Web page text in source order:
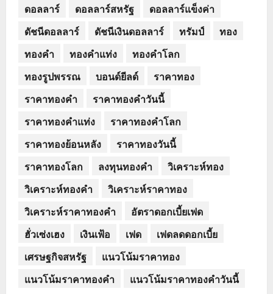
ดอลลาร์
ดอลลาร์สหรัฐ
ดอลลาร์แข็งค่า
ดัชนีดอลลาร์
ดัชนีเงินดอลลาร์ ทรัมป์
ทอง
ทองคำ
ทองคำแท่ง
ทองคำโลก
ทองรูปพรรณ
บอนด์ยีลด์
ราคาทอง
ราคาทองคำ
ราคาทองคำวันนี้
ราคาทองคำแท่ง
ราคาทองคำโลก
ราคาทองย้อนหลัง
ราคาทองวันนี้
ราคาทองโลก
ลงทุนทองคำ
วิเคราะห์ทอง
วิเคราะห์ทองคำ
วิเคราะห์ราคาทอง
วิเคราะห์ราคาทองคำ
อัตราดอกเบี้ยเฟด
ฮั่วเซ่งเฮง
เงินเฟ้อ เฟด
เฟดลดดอกเบี้ย
เศรษฐกิจสหรัฐ
แนวโน้มราคาทอง
แนวโน้มราคาทองคำ
แนวโน้มราคาทองคำวันนี้